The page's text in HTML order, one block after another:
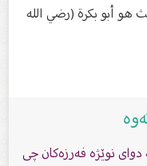
الحديث هو أبو بكرة (رضي الله
نوێژە فەرزەکان چی